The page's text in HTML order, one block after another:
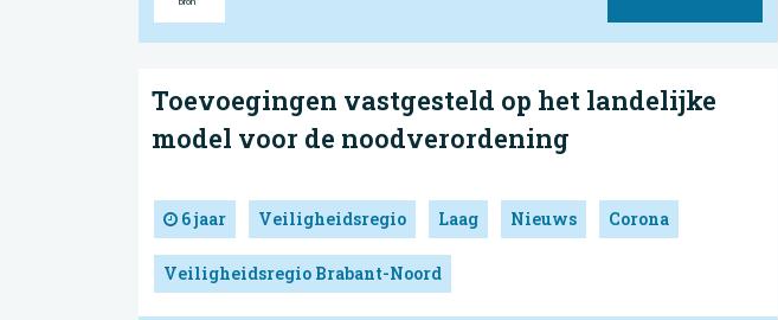
Toevoegingen vastgesteld op het landelijke
model voor de noodverordening
6 jaar Veiligheidsregio Laag Nieuws Corona
Veiligheidsregio Brabant-Noord